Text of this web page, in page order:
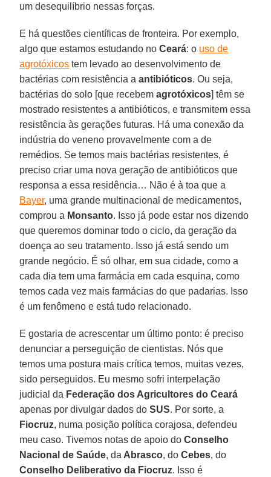
um desequilíbrio nessas forças.
E há questões científicas de fronteira. Por exemplo,
algo que estamos estudando noCeará: o uso de
agrotóxicos tem levado ao desenvolvimento de
bactérias com resistência aantibióticos. Ou seja,
bactérias do solo [que recebem agrotóxicos] têm se
mostrado resistentes a antibióticos, e transmitem essa
resistência às gerações futuras. Há uma conexão da
indústria do veneno provavelmente com a de
remédios. Se temos mais bactérias resistentes, é
preciso criar uma nova geração de antibióticos que
responsa a essa residência… Não é à toa que a
Bayer, uma grande multinacional de medicamentos,
comprou a Monsanto. Isso já pode estar nos dizendo
que queremos dominar todo o ciclo, da geração da
doença ao seu tratamento. Isso já está sendo um
grande negócio. É só olhar, em sua cidade, como a
cada dia tem uma farmácia em cada esquina, como
temos cada vez mais farmácias do que padarias. Isso
é um fenômeno e está tudo relacionado.
E gostaria de acrescentar um último ponto: é preciso
denunciar a perseguição de cientistas. Nós que
temos uma postura mais crítica temos, muitas vezes,
sido perseguidos. Eu mesmo sofri interpelação
judicial da Federação dos Agricultores do Ceará
apenas por divulgar dados doSUS. Por sorte, a
Fiocruz, numa posição política corajosa, defendeu
meu caso. Tivemos notas de apoio do Conselho
Nacional de Saúde, da Abrasco, do Cebes, do
Conselho Deliberativo da Fiocruz. Isso é